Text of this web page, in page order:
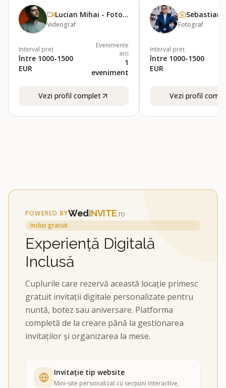
Lucian Mihai - Foto&amp;Film
Videograf
Interval preț
între 1000-1500
EUR
Evenimente
aici
1
eveniment
Vezi profil complet
Fotograf
Interval preț
între 1000-1500
EUR
Vezi profil
POWERED BYWedINVITE .ro
Inclus gratuit
Experiență Digitală
Inclusă
Cuplurile care rezervă această locație primesc
gratuit invitații digitale personalizate pentru
nuntă, botez sau aniversare. Platforma
completă de la creare până la gestionarea
invitaților și organizarea la mese.
Invitație tip website
Mini-site personalizat cu secțiuni interactive,